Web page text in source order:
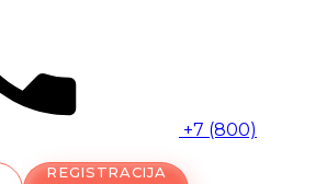
+7 (800)
REGISTRACIJA